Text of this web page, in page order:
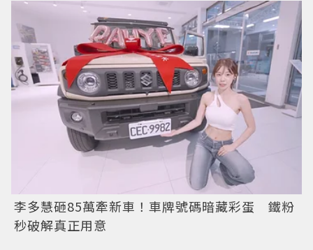
李多慧砸85萬牽新車！車牌號碼暗藏彩蛋 鐵粉
秒破解真正用意